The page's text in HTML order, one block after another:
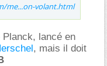
me...on-volant.html
lancé en
, mais il doit